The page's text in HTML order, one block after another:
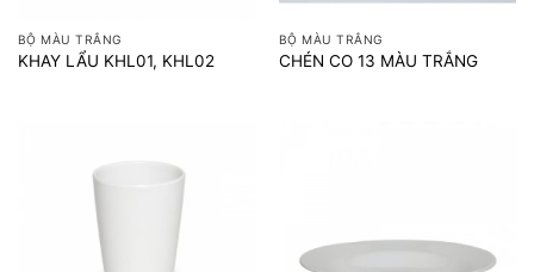
BỘ MÀU TRẮNG
KHAY LẨU KHL01, KHL02
BỘ MÀU TRẮNG
CHÉN CO 13 MÀU TRẮNG